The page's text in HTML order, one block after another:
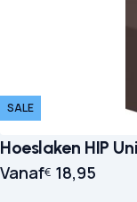
SALE
Hoeslaken HIP
Vanaf€ 18,95